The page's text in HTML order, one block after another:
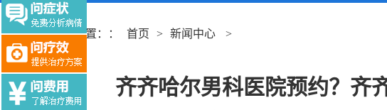
当前位置：： 首页 > 新闻中心 >
齐齐哈尔男科医院预约？齐